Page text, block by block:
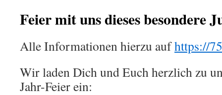
Feier mit uns dieses besondere
Alle Informationen hierzu aufhttps://
Wir laden Dich und Euch herzlich zu
Jahr-Feier ein: